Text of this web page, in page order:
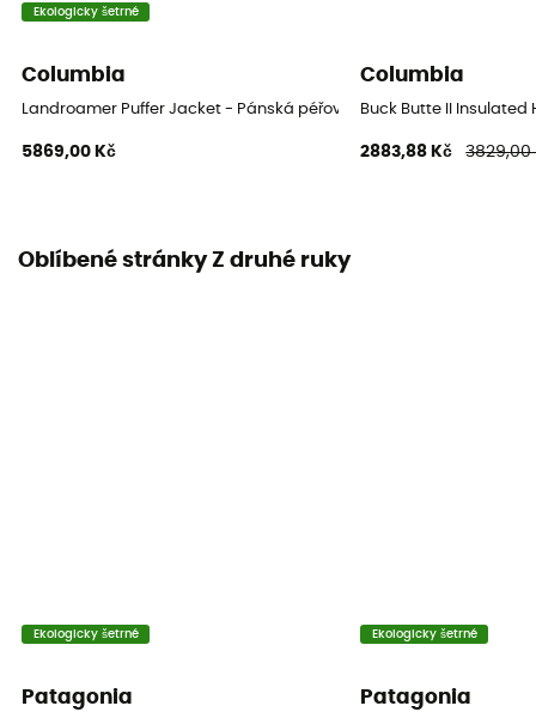
Ekologicky šetrné
Columbia
Landroamer Puffer Jacket - Pánská péřova
5869,00 Kč
Columbia
Buck Butte II
2883,88 Kč 3829,00
Oblíbené stránky Z druhé ruky
Ekologicky šetrné
Patagonia
Ekologicky šetrné
Patagonia